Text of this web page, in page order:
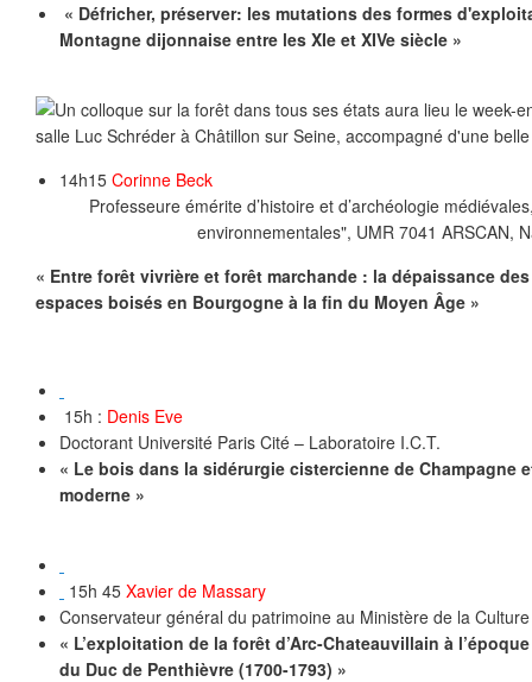
« Défricher, préserver: les mutations des formes
Montagne dijonnaise entre les XIe et XIVe siècle »
14h15 Corinne Beck
Professeure émérite d’histoire et d’archéologie
environnementales", UMR 7041 ARSCAN,
« Entre forêt vivrière et forêt marchande : la dépaissance
espaces boisés en Bourgogne à la fin du Moyen Âge »
15h : Denis Eve
Doctorant Université Paris Cité – Laboratoire I.C.T.
« Le bois dans la sidérurgie cistercienne de Champagne
moderne »
15h 45 Xavier de Massary
Conservateur général du patrimoine au Ministère de la
« L’exploitation de la forêt d’Arc-Chateauvillain à
du Duc de Penthièvre (1700-1793) »